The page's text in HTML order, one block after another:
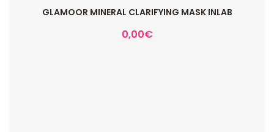
GLAMOOR MINERAL CLARIFYING MASK INLAB
0,00€